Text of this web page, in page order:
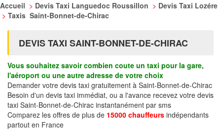
Accueil > Devis Taxi Languedoc Roussillon > Devis Taxi Lozére
> Taxis Saint-Bonnet-de-Chirac
DEVIS TAXI SAINT-BONNET-DE-CHIRAC
Vous souhaitez savoir combien coute un taxi pour la gare,
l'aéroport ou une autre adresse de votre choix
Demander votre devis taxi gratuitement à Saint-Bonnet-de-Chirac
Besoin d'un devis taxi immédiat, ou a l'avance recevez votre devis
taxi Saint-Bonnet-de-Chirac instantanément par sms
Comparez les offres de plus de 15000 chauffeurs indépendants
partout en France